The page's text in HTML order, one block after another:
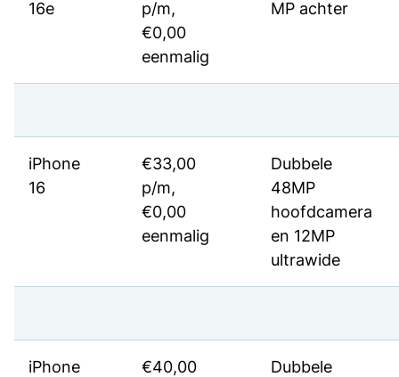
16e
p/m,
€0,00
eenmalig
MP achter
iPhone
16
€33,00
p/m,
€0,00
eenmalig
Dubbele
48MP
hoofdcamera
en 12MP
ultrawide
iPhone
€40,00
Dubbele